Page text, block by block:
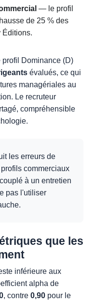
— le profil
de 25 % des
Éditions.
profil Dominance (D)
évalués, ce qui
managériales au
Le recruteur
compréhensible
les erreurs de
commerciaux
à un entretien
pas l'utiliser
que les
inférieure aux
alpha de
, contre 0,90 pour le